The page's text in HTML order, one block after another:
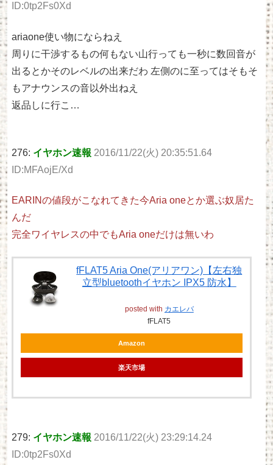
ID:0tp2Fs0Xd
ariaone使い物にならねえ
周りに干渉するもの何もない山行っても一秒に数回音が
出るとかそのレベルの出来だわ 左側のに至ってはそもそ
もアナウンスの音以外出ねえ
返品しに行こ…
276: イヤホン速報 2016/11/22(火) 20:35:51.64
ID:MFAojE/Xd
EARINの値段がこなれてきた今Aria oneとか選ぶ奴居た
んだ
完全ワイヤレスの中でもAria oneだけは無いわ
fFLAT5 Aria One(アリアワン)【左右独
立型bluetoothイヤホン IPX5 防水】
posted with カエレバ
fFLAT5
Amazon
楽天市場
279: イヤホン速報 2016/11/22(火) 23:29:14.24
ID:0tp2Fs0Xd